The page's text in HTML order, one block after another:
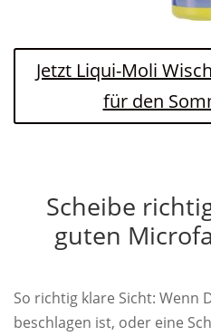
Jetzt Liqui-Moli
für den
Scheibe
guten
So richtig klare Sicht: Wenn
beschlagen ist, oder eine